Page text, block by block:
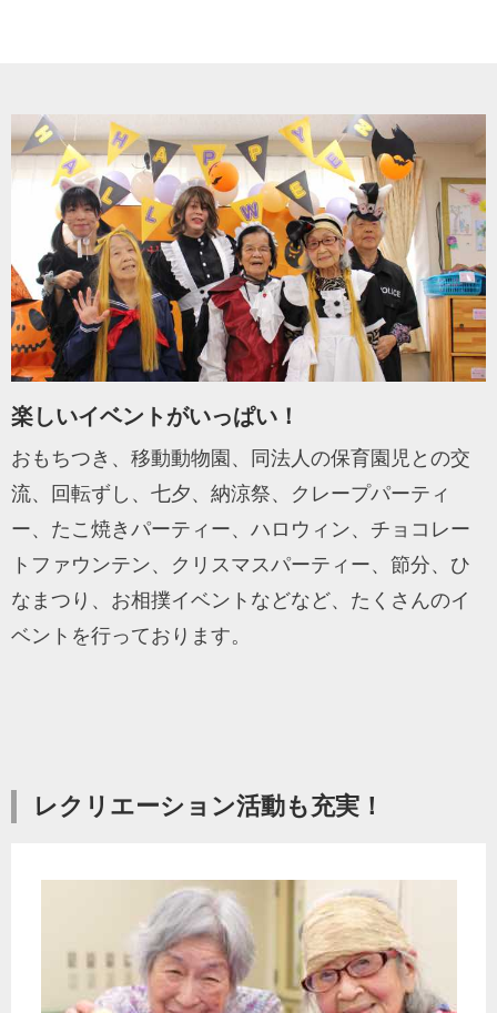
楽しいイベントがいっぱい！
おもちつき、移動動物園、同法人の保育園児との交
流、回転ずし、七夕、納涼祭、クレープパーティ
ー、たこ焼きパーティー、ハロウィン、チョコレー
トファウンテン、クリスマスパーティー、節分、ひ
なまつり、お相撲イベントなどなど、たくさんのイ
ベントを行っております。
レクリエーション活動も充実！